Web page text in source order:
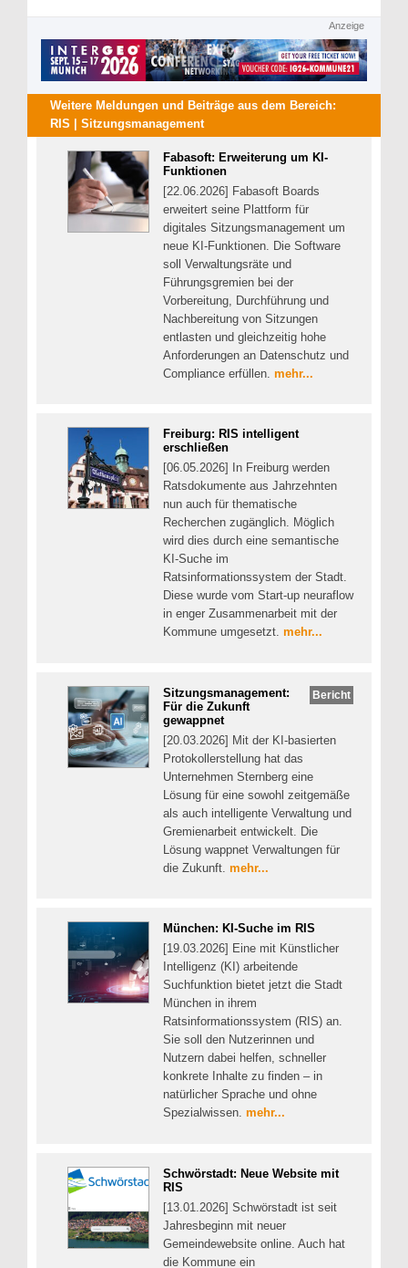
Anzeige
Weitere Meldungen und Beiträge aus dem Bereich:
RIS | Sitzungsmanagement
Fabasoft: Erweiterung um KI-
Funktionen
[22.06.2026] Fabasoft Boards
erweitert seine Plattform für
digitales Sitzungsmanagement um
neue KI-Funktionen. Die Software
soll Verwaltungsräte und
Führungsgremien bei der
Vorbereitung, Durchführung und
Nachbereitung von Sitzungen
entlasten und gleichzeitig hohe
Anforderungen an Datenschutz und
Compliance erfüllen. mehr...
Freiburg: RIS intelligent
erschließen
[06.05.2026] In Freiburg werden
Ratsdokumente aus Jahrzehnten
nun auch für thematische
Recherchen zugänglich. Möglich
wird dies durch eine semantische
KI-Suche im
Ratsinformationssystem der Stadt.
Diese wurde vom Start-up neuraflow
in enger Zusammenarbeit mit der
Kommune umgesetzt. mehr...
Bericht
Sitzungsmanagement:
Für die Zukunft
gewappnet
[20.03.2026] Mit der KI-basierten
Protokollerstellung hat das
Unternehmen Sternberg eine
Lösung für eine sowohl zeitgemäße
als auch intelligente Verwaltung und
Gremienarbeit entwickelt. Die
Lösung wappnet Verwaltungen für
die Zukunft. mehr...
München: KI-Suche im RIS
[19.03.2026] Eine mit Künstlicher
Intelligenz (KI) arbeitende
Suchfunktion bietet jetzt die Stadt
München in ihrem
Ratsinformationssystem (RIS) an.
Sie soll den Nutzerinnen und
Nutzern dabei helfen, schneller
konkrete Inhalte zu finden – in
natürlicher Sprache und ohne
Spezialwissen. mehr...
Schwörstadt: Neue Website mit
RIS
[13.01.2026] Schwörstadt ist seit
Jahresbeginn mit neuer
Gemeindewebsite online. Auch hat
die Kommune ein